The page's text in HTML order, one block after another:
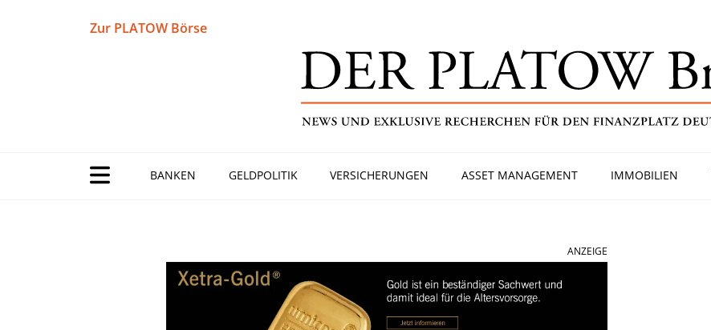
Zur PLATOW Börse
BANKEN GELDPOLITIK VERSICHERUNGEN ASSET MANAGEMENT IMMOBILIEN
ANZEIGE